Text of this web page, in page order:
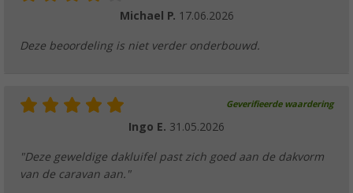
Adviesprijs€ 72,95
Michael P. 17.06.2026
Deze beoordeling is niet verder onderbouwd.
Geverifieerde waardering
Ingo E. 31.05.2026
"Deze geweldige dakluifel past zich goed aan de dakvorm
van de caravan aan."